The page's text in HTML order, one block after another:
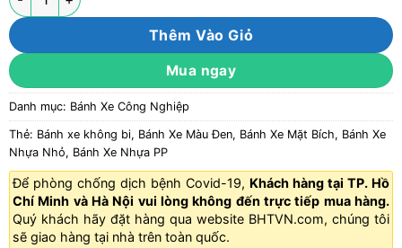
Thêm Vào Giỏ
Mua ngay
Danh mục: Bánh Xe Công Nghiệp
Thẻ: Bánh xe không bi, Bánh Xe Màu Đen, Bánh Xe Mặt Bích, Bánh Xe
Nhựa Nhỏ, Bánh Xe Nhựa PP
Để phòng chống dịch bệnh Covid-19, Khách hàng tại TP. Hồ
Chí Minh và Hà Nội vui lòng không đến trực tiếp mua hàng.
Quý khách hãy đặt hàng qua website BHTVN.com, chúng tôi
sẽ giao hàng tại nhà trên toàn quốc.